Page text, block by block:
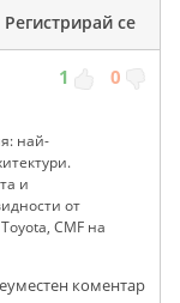
Регистрирай се
1 0
най-
и
от
CMF на
коментар